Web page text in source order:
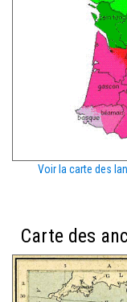
Voir la carte des
Carte des